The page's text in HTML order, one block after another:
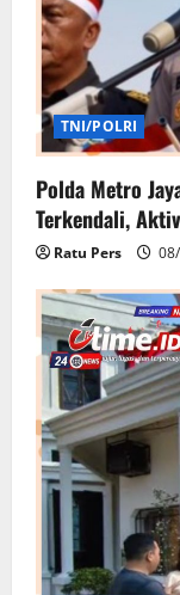
TNI/POLRI
Polda Metro
Terkendali,
Ratu Pers